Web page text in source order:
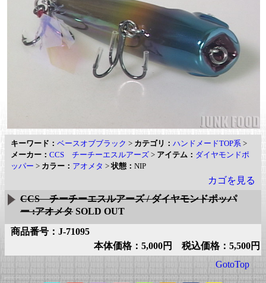
キーワード： ベースオブブラック > カテゴリ： ハンドメードTOP系 >
メーカー： CCS チーチーエスルアーズ > アイテム： ダイヤモンドポ
ッパー > カラー： アオメタ >状態： NIP
カゴを見る
CCS チーチーエスルアーズ / ダイヤモンドポッパ
ー :アオメタ SOLD OUT
商品番号：J-71095
本体価格：5,000円 税込価格：5,500円
GotoTop